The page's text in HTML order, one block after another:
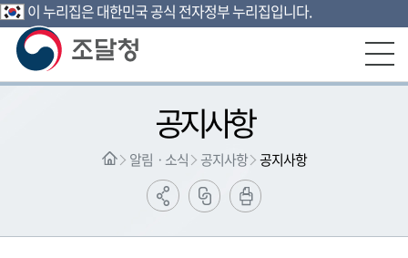
본문영역 바로가기
메인메뉴 바로가기
하단링크 바로가기
이 누리집은 대한민국 공식 전자정부 누리집입니다.
공지사항
알림ㆍ소식 공지사항 공지사항